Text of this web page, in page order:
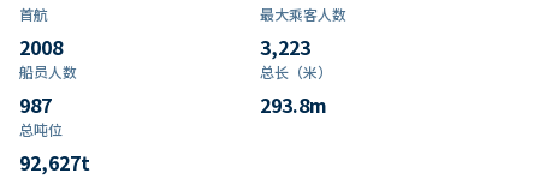
首航
2008
最大乘客人数
3,223
船员人数
987
总长（米）
293.8m
总吨位
92,627t